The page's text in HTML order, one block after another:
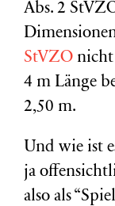
Abs. 2
StVZO nicht
4 m Länge
2,50 m.
Und wie ist
ja
also als